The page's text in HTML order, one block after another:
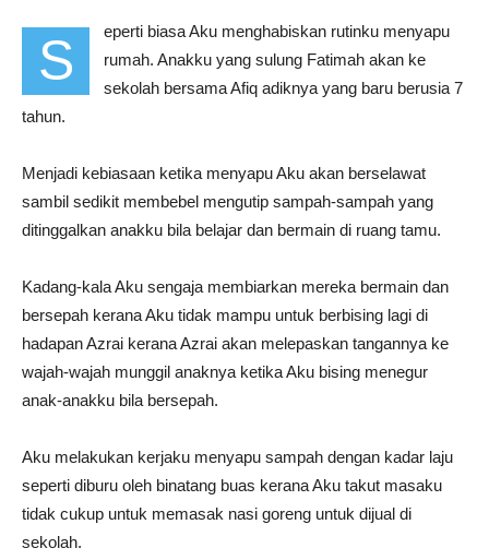
S
eperti biasa Aku menghabiskan rutinku menyapu
rumah. Anakku yang sulung Fatimah akan ke
sekolah bersama Afiq adiknya yang baru berusia 7
tahun.
Menjadi kebiasaan ketika menyapu Aku akan berselawat
sambil sedikit membebel mengutip sampah-sampah yang
ditinggalkan anakku bila belajar dan bermain di ruang tamu.
Kadang-kala Aku sengaja membiarkan mereka bermain dan
bersepah kerana Aku tidak mampu untuk berbising lagi di
hadapan Azrai kerana Azrai akan melepaskan tangannya ke
wajah-wajah munggil anaknya ketika Aku bising menegur
anak-anakku bila bersepah.
Aku melakukan kerjaku menyapu sampah dengan kadar laju
seperti diburu oleh binatang buas kerana Aku takut masaku
tidak cukup untuk memasak nasi goreng untuk dijual di
sekolah.